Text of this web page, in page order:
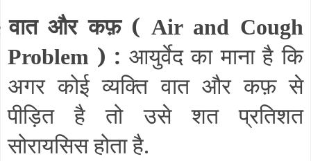
वात और कफ़ ( Air and Cough
Problem ) : आयुर्वेद का माना है कि
अगर कोई व्यक्ति वात और कफ़ से
पीड़ित है तो उसे शत प्रतिशत
सोरायसिस होता है.